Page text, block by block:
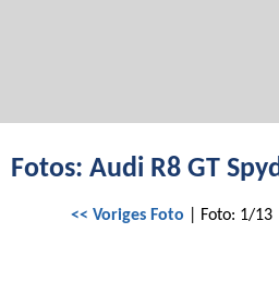
Fotos: Audi R8 GT
<< Voriges Foto | Foto: 1/13 |